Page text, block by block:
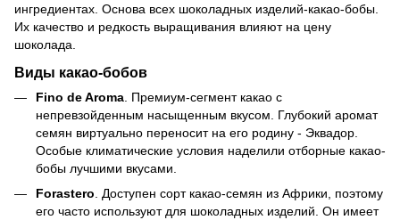
ингредиентах. Основа всех шоколадных изделий-какао-бобы.
Их качество и редкость выращивания влияют на цену
шоколада.
Виды какао-бобов
Fino de Aroma . Премиум-сегмент какао с
непревзойденным насыщенным вкусом. Глубокий аромат
семян виртуально переносит на его родину - Эквадор.
Особые климатические условия наделили отборные какао-
бобы лучшими вкусами.
Forastero . Доступен сорт какао-семян из Африки, поэтому
его часто используют для шоколадных изделий. Он имеет